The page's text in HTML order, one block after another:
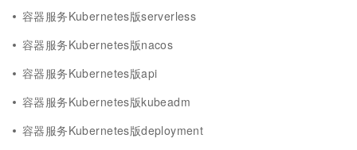
容器服务Kubernetes版serverless
容器服务Kubernetes版nacos
容器服务Kubernetes版api
容器服务Kubernetes版kubeadm
容器服务Kubernetes版deployment